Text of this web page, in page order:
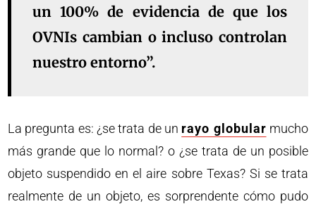
un 100% de evidencia de que los
OVNIs cambian o incluso controlan
nuestro entorno”.
La pregunta es: ¿se trata de un rayo globular mucho
más grande que lo normal? o ¿se trata de un posible
objeto suspendido en el aire sobre Texas? Si se trata
realmente de un objeto, es sorprendente cómo pudo